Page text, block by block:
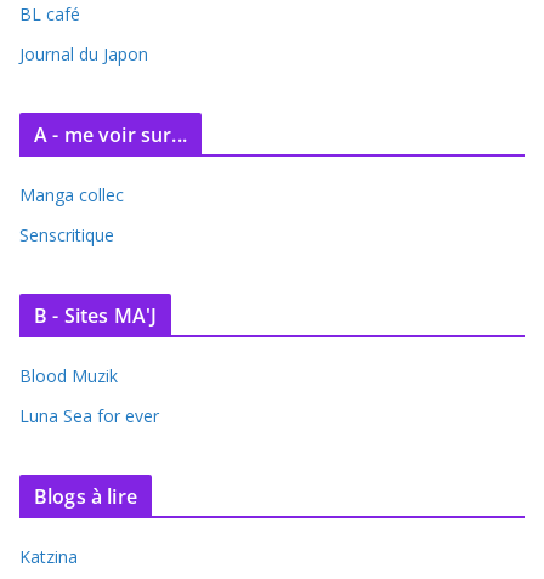
v
e
BL café
Journal du Japon
A - me voir sur...
Manga collec
Senscritique
B - Sites MA'J
Blood Muzik
Luna Sea for ever
Blogs à lire
Katzina